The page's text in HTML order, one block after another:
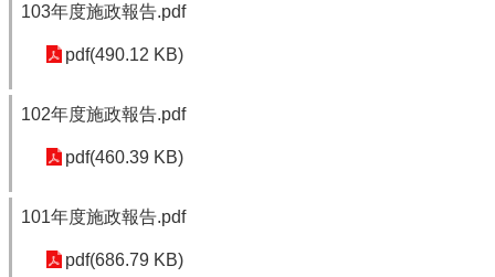
103年度施政報告.pdf
pdf(490.12 KB)
102年度施政報告.pdf
pdf(460.39 KB)
101年度施政報告.pdf
pdf(686.79 KB)